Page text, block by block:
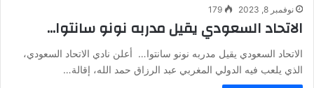
نوفمبر 8, 2023 179
الاتحاد السعودي يقيل مدربه نونو سانتوا…
الاتحاد السعودي يقيل مدربه نونو سانتوا… أعلن نادي الاتحاد السعودي،
الذي يلعب فيه الدولي المغربي عبد الرزاق حمد الله، إقالة…